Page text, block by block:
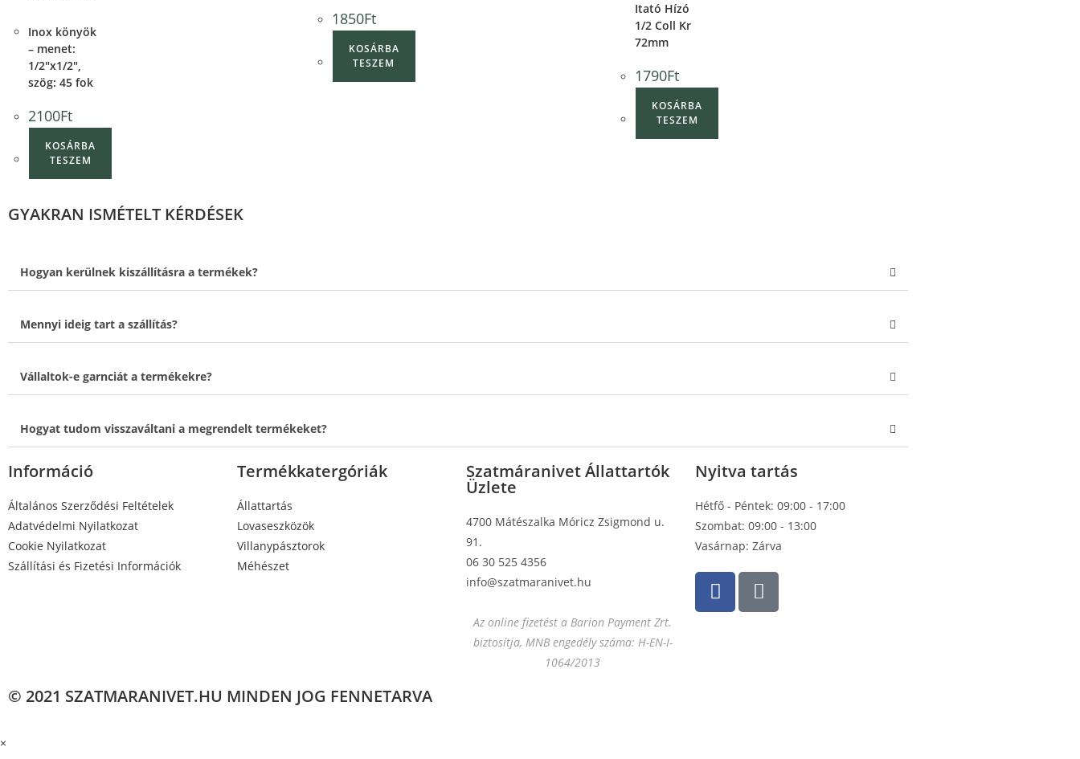
Inox könyök
– menet:
1/2″x1/2″,
szög: 45 fok
2100Ft
KOSÁRBA
TESZEM
1850Ft
KOSÁRBA
TESZEM
Itató Hízó
1/2 Coll Kr
72mm
1790Ft
KOSÁRBA
TESZEM
GYAKRAN ISMÉTELT KÉRDÉSEK
Hogyan kerülnek kiszállításra a termékek?
Mennyi ideig tart a szállítás?
Vállaltok-e garnciát a termékekre?
Hogyat tudom visszaváltani a megrendelt termékeket?
Információ
Általános Szerződési Feltételek
Adatvédelmi Nyilatkozat
Cookie Nyilatkozat
Szállítási és Fizetési Információk
Termékkatergóriák
Állattartás
Lovaseszközök
Villanypásztorok
Méhészet
Szatmáranivet Állattartók
Üzlete
4700 Mátészalka Móricz Zsigmond u.
91.
06 30 525 4356
info@szatmaranivet.hu
Az online fizetést a Barion Payment Zrt.
biztosítja, MNB engedély száma: H-EN-I-
1064/2013
Nyitva tartás
Hétfő - Péntek: 09:00 - 17:00
Szombat: 09:00 - 13:00
Vasárnap: Zárva
© 2021 SZATMARANIVET.HU MINDEN JOG FENNETARVA
×